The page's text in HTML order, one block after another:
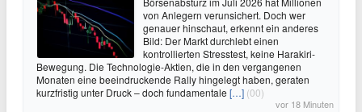
von Anlegern verunsichert. Doch wer
genauer hinschaut, erkennt ein anderes
Bild: Der Markt durchlebt einen
kontrollierten Stresstest, keine Harakiri-
Bewegung. Die Technologie-Aktien, die in den vergangenen
Monaten eine beeindruckende Rally hingelegt haben, geraten
kurzfristig unter Druck – doch fundamentale […] (00)
vor 18 Minuten